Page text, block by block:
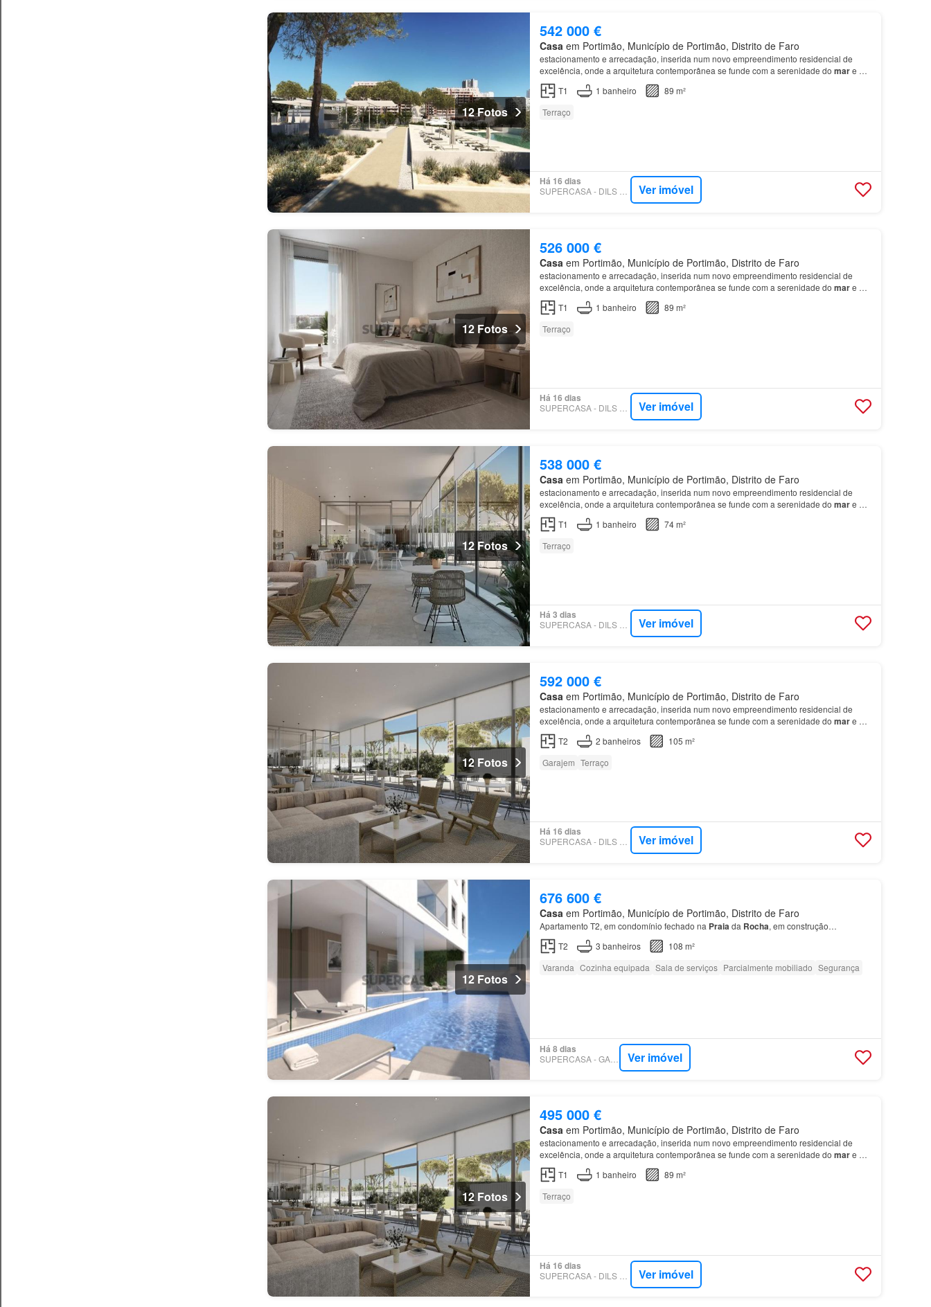
12 Fotos
542 000 €
Casa em Portimão, Município de Portimão, Distrito de Faro
estacionamento e arrecadação, inserida num novo empreendimento residencial de
excelência, onde a arquitetura contemporânea se funde com a serenidade do mare a
luminosidade única do Algarve, localizado
T1 1 banheiro
89 m²
Terraço
Há 16 dias
Ver imóvel
12 Fotos
526 000 €
Casa em Portimão, Município de Portimão, Distrito de Faro
estacionamento e arrecadação, inserida num novo empreendimento residencial de
excelência, onde a arquitetura contemporânea se funde com a serenidade do mare a
luminosidade única do Algarve, localizado
T1 1 banheiro
89 m²
Terraço
Há 16 dias
Ver imóvel
12 Fotos
538 000 €
Casa em Portimão, Município de Portimão, Distrito de Faro
estacionamento e arrecadação, inserida num novo empreendimento residencial de
excelência, onde a arquitetura contemporânea se funde com a serenidade do mare a
luminosidade única do Algarve, localizado
T1 1 banheiro
74 m²
Terraço
Há 3 dias
Ver imóvel
12 Fotos
592 000 €
Casa em Portimão, Município de Portimão, Distrito de Faro
estacionamento e arrecadação, inserida num novo empreendimento residencial de
excelência, onde a arquitetura contemporânea se funde com a serenidade do mare a
luminosidade única do Algarve, localizado
T2 2 banheiros
105 m²
Garajem Terraço
Há 16 dias
Ver imóvel
12 Fotos
676 600 €
Casa em Portimão, Município de Portimão, Distrito de Faro
Apartamento T2, em condomínio fechado na Praiada Rocha, em construção…
T2
3 banheiros
108 m²
Varanda Cozinha equipada Sala de serviços Parcialmente mobiliado Segurança
Há 8 dias
SUPERCASA - GARVETUR Ver imóvel
12 Fotos
495 000 €
Casaem Portimão, Município de Portimão, Distrito de Faro
estacionamento e arrecadação, inserida num novo empreendimento residencial de
excelência, onde a arquitetura contemporânea se funde com a serenidade do mare a
luminosidade única do Algarve, localizado
T1 1 banheiro
89 m²
Terraço
Há 16 dias
Ver imóvel